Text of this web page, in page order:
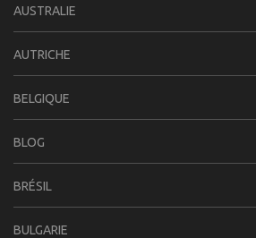
AUSTRALIE
AUTRICHE
BELGIQUE
BLOG
BRÉSIL
BULGARIE